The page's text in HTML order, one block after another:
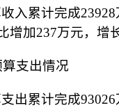
入累计完成
增加237万元，增
支出情况
出累计完成